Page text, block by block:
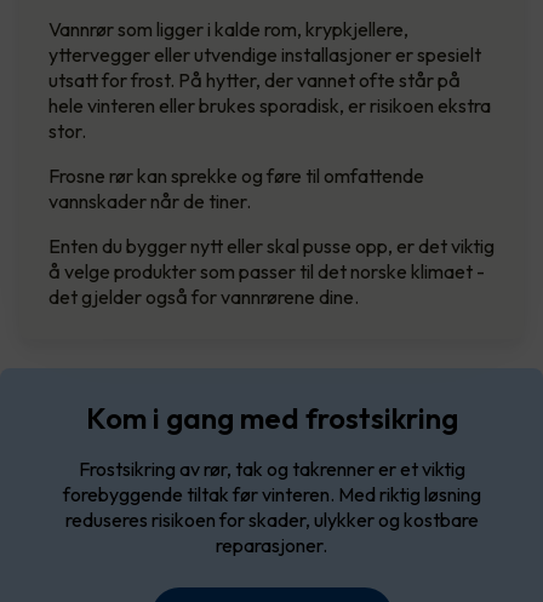
Vannrør som ligger i kalde rom, krypkjellere,
yttervegger eller utvendige installasjoner er spesielt
utsatt for frost. På hytter, der vannet ofte står på
hele vinteren eller brukes sporadisk, er risikoen ekstra
stor.
Frosne rør kan sprekke og føre til omfattende
vannskader når de tiner.
Enten du bygger nytt eller skal pusse opp, er det viktig
å velge produkter som passer til det norske klimaet -
det gjelder også for vannrørene dine.
Kom i gang med frostsikring
Frostsikring av rør, tak og takrenner er et viktig
forebyggende tiltak før vinteren. Med riktig løsning
reduseres risikoen for skader, ulykker og kostbare
reparasjoner.